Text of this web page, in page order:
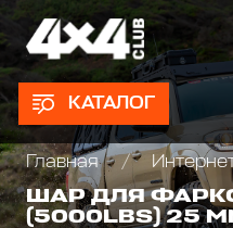
КАТАЛОГ
Главная
ШАР ДЛЯ
(5000LBS) 25